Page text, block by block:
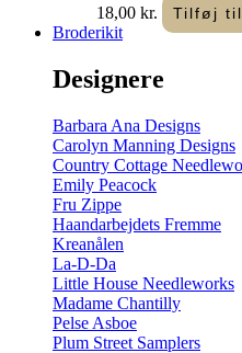
18,00 kr. Tilføj
Broderikit
Designere
Barbara Ana Designs
Carolyn Manning Designs
Country Cottage
Emily Peacock
Fru Zippe
Haandarbejdets Fremme
Kreanålen
La-D-Da
Little House Needleworks
Madame Chantilly
Pelse Asboe
Plum Street Samplers